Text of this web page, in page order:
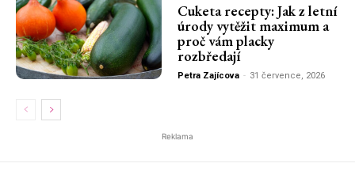
Cuketa recepty: Jak z letní
úrody vytěžit maximum a
proč vám placky
rozbředají
Petra Zajícova - 31 července, 2026
Reklama